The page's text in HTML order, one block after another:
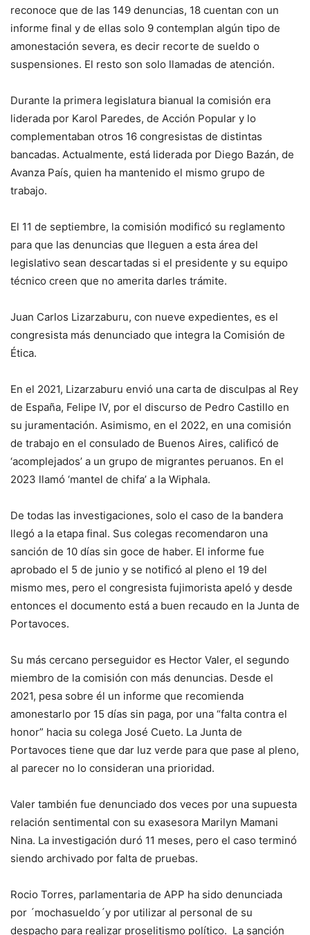
reconoce que de las 149 denuncias, 18 cuentan con un
informe final y de ellas solo 9 contemplan algún tipo de
amonestación severa, es decir recorte de sueldo o
suspensiones. El resto son solo llamadas de atención.
Durante la primera legislatura bianual la comisión era
liderada por Karol Paredes, de Acción Popular y lo
complementaban otros 16 congresistas de distintas
bancadas. Actualmente, está liderada por Diego Bazán, de
Avanza País, quien ha mantenido el mismo grupo de
trabajo.
El 11 de septiembre, la comisión modificó su reglamento
para que las denuncias que lleguen a esta área del
legislativo sean descartadas si el presidente y su equipo
técnico creen que no amerita darles trámite.
Juan Carlos Lizarzaburu, con nueve expedientes, es el
congresista más denunciado que integra la Comisión de
Ética.
En el 2021, Lizarzaburu envió una carta de disculpas al Rey
de España, Felipe IV, por el discurso de Pedro Castillo en
su juramentación. Asimismo, en el 2022, en una comisión
de trabajo en el consulado de Buenos Aires, calificó de
‘acomplejados’ a un grupo de migrantes peruanos. En el
2023 llamó ‘mantel de chifa’ a la Wiphala.
De todas las investigaciones, solo el caso de la bandera
llegó a la etapa final. Sus colegas recomendaron una
sanción de 10 días sin goce de haber. El informe fue
aprobado el 5 de junio y se notificó al pleno el 19 del
mismo mes, pero el congresista fujimorista apeló y desde
entonces el documento está a buen recaudo en la Junta de
Portavoces.
Su más cercano perseguidor es Hector Valer, el segundo
miembro de la comisión con más denuncias. Desde el
2021, pesa sobre él un informe que recomienda
amonestarlo por 15 días sin paga, por una “falta contra el
honor” hacia su colega José Cueto. La Junta de
Portavoces tiene que dar luz verde para que pase al pleno,
al parecer no lo consideran una prioridad.
Valer también fue denunciado dos veces por una supuesta
relación sentimental con su exasesora Marilyn Mamani
Nina. La investigación duró 11 meses, pero el caso terminó
siendo archivado por falta de pruebas.
Rocio Torres, parlamentaria de APP ha sido denunciada
por ´mochasueldo´y por utilizar al personal de su
despacho para realizar proselitismo político. La sanción